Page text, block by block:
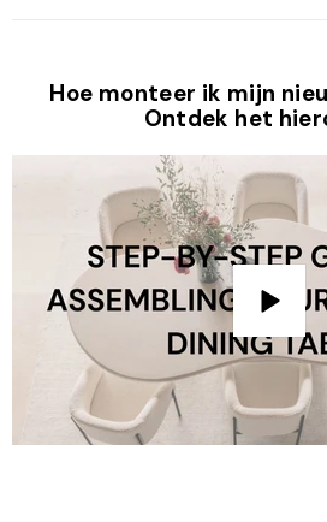
Hoe monteer ik mijn
Ontdek het